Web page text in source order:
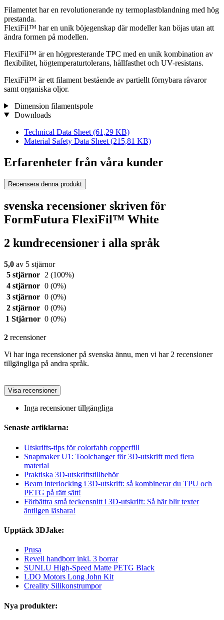
Filamentet har en revolutionerande ny termoplastblandning med hög
prestanda.
FlexiFil™ har en unik böjegenskap där modeller kan böjas utan att
ändra formen på modellen.
FlexiFil™ är en högpresterande TPC med en unik kombination av
flexibilitet, högtemperaturtolerans, hållfasthet och UV-resistans.
FlexiFil™ är ett filament bestående av partiellt förnybara råvaror
samt organiska oljor.
Dimension filamentspole
Downloads
Technical Data Sheet (61,29 KB)
Material Safety Data Sheet (215,81 KB)
Erfarenheter från våra kunder
Recensera denna produkt
svenska recensioner skriven för
FormFutura FlexiFil™ White
2 kundrecensioner i alla språk
5,0 av 5 stjärnor
5 stjärnor
2 (100%)
4 stjärnor 0 (0%)
3 stjärnor 0 (0%)
2 stjärnor 0 (0%)
1 Stjärnor 0 (0%)
2 recensioner
Vi har inga recensioner på svenska ännu, men vi har 2 recensioner
tillgängliga på andra språk.
Visa recensioner
Inga recensioner tillgängliga
Senaste artiklarna:
Utskrifts-tips för colorfabb copperfill
Snapmaker U1: Toolchanger för 3D-utskrift med flera
material
Praktiska 3D-utskriftstillbehör
Beam interlocking i 3D-utskrift: så kombinerar du TPU och
PETG på rätt sätt!
Förbättra små teckensnitt i 3D-utskrift: Så här blir texter
äntligen läsbara!
Upptäck 3DJake:
Prusa
Revell handborr inkl. 3 borrar
SUNLU High-Speed Matte PETG Black
LDO Motors Long John Kit
Creality Silikonstrumpor
Nya produkter: